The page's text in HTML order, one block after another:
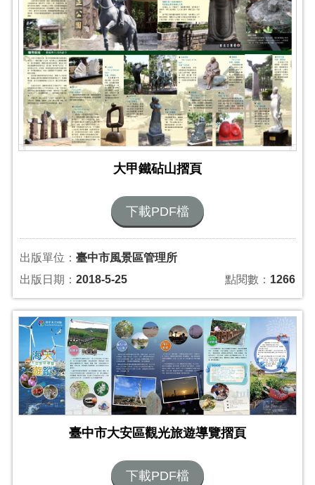
大甲鐵砧山摺頁
下載PDF檔
出版單位： 臺中市風景區管理所
出版日期： 2018-5-25 點閱數： 1266
臺中市大安區觀光旅遊導覽摺頁
下載PDF檔